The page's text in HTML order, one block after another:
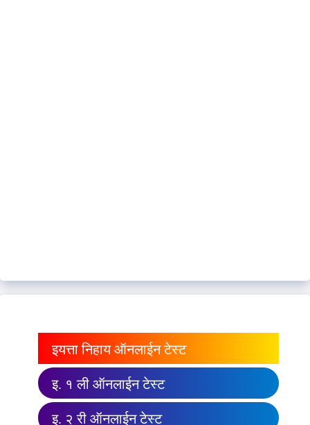
इयत्ता निहाय ऑनलाईन टेस्ट
इ. १ ली ऑनलाईन टेस्ट
इ. २ री ऑनलाईन टेस्ट